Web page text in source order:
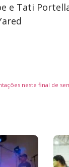
e Tati
neste final de